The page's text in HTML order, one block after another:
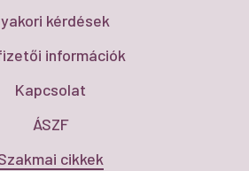
kérdések
információk
Kapcsolat
ÁSZF
cikkek